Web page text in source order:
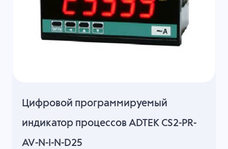
Цифровой программируемый
индикатор процессов ADTEK CS2-PR-
AV-N-I-N-D25